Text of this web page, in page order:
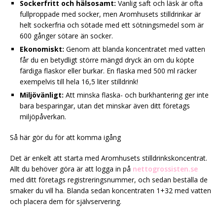
Sockerfritt och hälsosamt: Vanlig saft och läsk är ofta
fullproppade med socker, men Aromhusets stilldrinkar är
helt sockerfria och sötade med ett sötningsmedel som är
600 gånger sötare än socker.
Ekonomiskt: Genom att blanda koncentratet med vatten
får du en betydligt större mängd dryck än om du köpte
färdiga flaskor eller burkar. En flaska med 500 ml räcker
exempelvis till hela 16,5 liter stilldrink!
Miljövänligt: Att minska flaska- och burkhantering ger inte
bara besparingar, utan det minskar även ditt företags
miljöpåverkan.
Så här gör du för att komma igång
Det är enkelt att starta med Aromhusets stilldrinkskoncentrat.
Allt du behöver göra är att logga in på nettogrossisten.se
med ditt företags registreringsnummer, och sedan beställa de
smaker du vill ha. Blanda sedan koncentraten 1+32 med vatten
och placera dem för självservering.